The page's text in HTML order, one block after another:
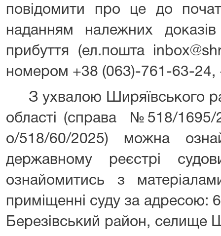
повідомити про це до
наданням належних
прибуття (ел.пошта
номером +38 (063)-761-63-24,
З ухвалою Ширяївського
області (справа №518/
о/518/60/2025) можна
державному реєстрі
ознайомитись з
приміщенні суду за адресою:
Березівський район,